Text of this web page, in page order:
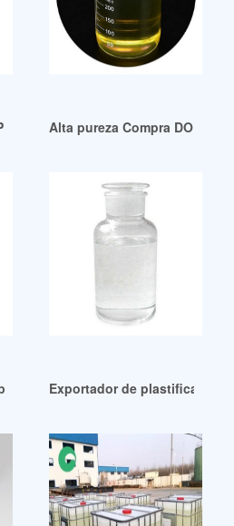
globales de bajo precio en Perú
Alta pureza Compra DOP al
plastificantes
Exportador de plastificantes